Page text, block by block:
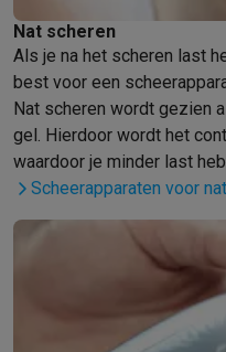
Refurbished
Refurbished smartphones
Huishouden
Wasmachines met
Kleine keukentoestellen
Kleine keukentoestellen
Grote keukentoestellen
Vaatwassers met
Airco
Airco's met ecocheques
TV met ecocheques
Multimedia & telefonie
Nat scheren
Als je na het scheren last
best voor een
Nat scheren wordt gezien
gel. Hierdoor wordt het
waardoor je minder last
Scheerapparaten voor